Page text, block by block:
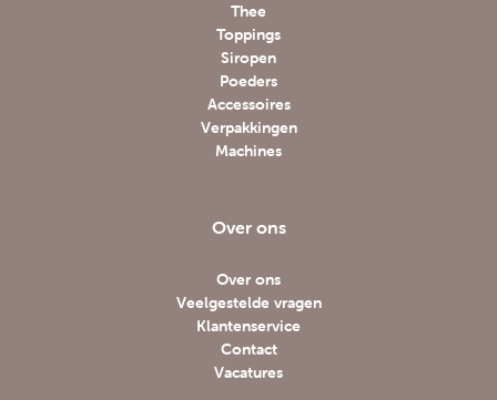
Thee
Toppings
Siropen
Poeders
Accessoires
Verpakkingen
Machines
Over ons
Over ons
Veelgestelde vragen
Klantenservice
Contact
Vacatures